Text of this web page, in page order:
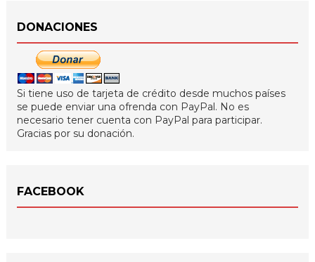
DONACIONES
Si tiene uso de tarjeta de crédito desde muchos países
se puede enviar una ofrenda con PayPal. No es
necesario tener cuenta con PayPal para participar.
Gracias por su donación.
FACEBOOK